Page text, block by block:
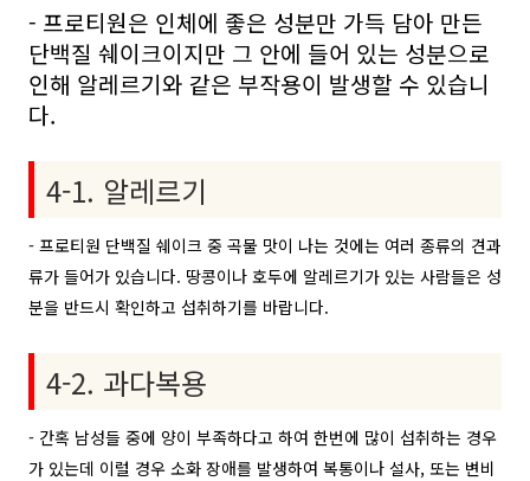
- 프로티원은 인체에 좋은 성분만 가득 담아 만든
단백질 쉐이크이지만 그 안에 들어 있는 성분으로
인해 알레르기와 같은 부작용이 발생할 수 있습니
다.
4-1. 알레르기
- 프로티원 단백질 쉐이크 중 곡물 맛이 나는 것에는 여러 종류의 견과
류가 들어가 있습니다. 땅콩이나 호두에 알레르기가 있는 사람들은 성
분을 반드시 확인하고 섭취하기를 바랍니다.
4-2. 과다복용
- 간혹 남성들 중에 양이 부족하다고 하여 한번에 많이 섭취하는 경우
가 있는데 이럴 경우 소화 장애를 발생하여 복통이나 설사, 또는 변비